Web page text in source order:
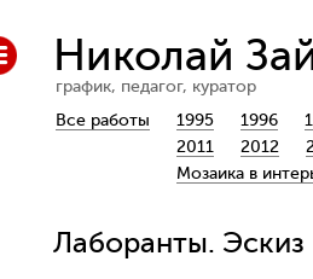
Николай
график, педагог, куратор
Все работы
1995 1996
2011
2012
Мозаика в
Лаборанты.